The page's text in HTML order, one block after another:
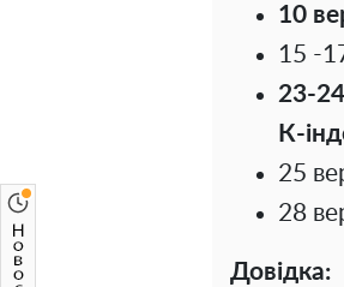
10
15 -
23-
К-
25
28
Довідка: